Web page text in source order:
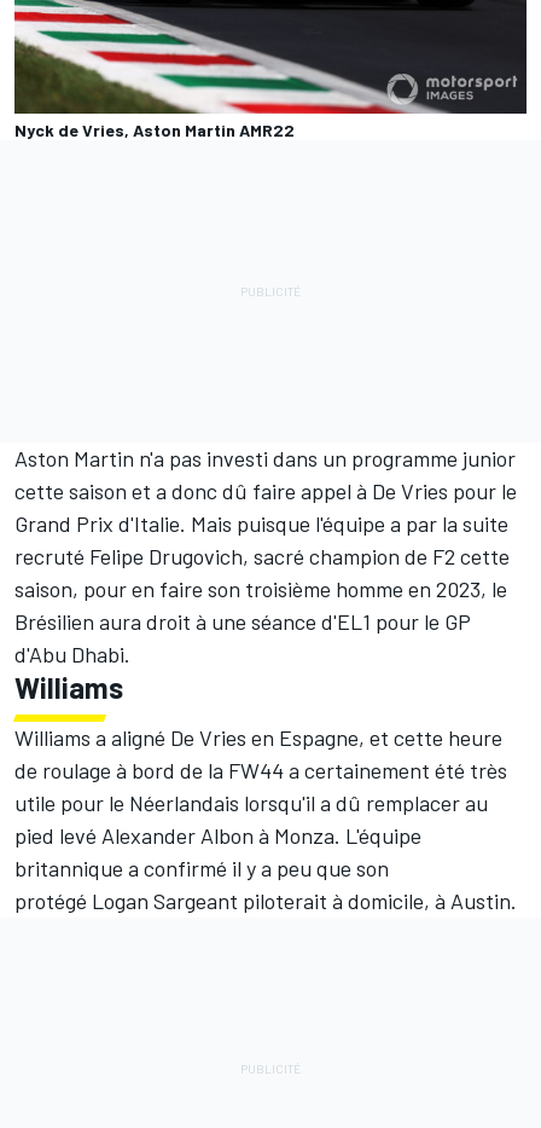
Nyck de Vries, Aston Martin AMR22
Aston Martin n'a pas investi dans un programme junior
cette saison et a donc dû faire appel à De Vries pour le
Grand Prix d'Italie. Mais puisque l'équipe a par la suite
recruté Felipe Drugovich, sacré champion de F2 cette
saison, pour en faire son troisième homme en 2023, le
Brésilien aura droit à une séance d'EL1 pour le GP
d'Abu Dhabi.
Williams
Williams a aligné De Vries en Espagne, et cette heure
de roulage à bord de la FW44 a certainement été très
utile pour le Néerlandais lorsqu'il a dû remplacer au
pied levé Alexander Albon à Monza. L'équipe
britannique a confirmé il y a peu que son
protégé Logan Sargeant piloterait à domicile, à Austin.